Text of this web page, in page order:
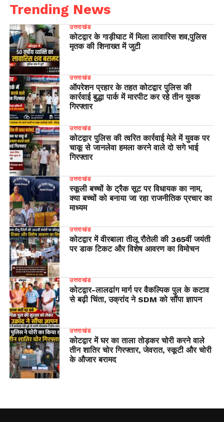
Trending News
उत्तराखंड
कोटद्वार के गाड़ीघाट में मिला लावारिस शव,पुलिस
मृतक की शिनाख्त में जुटी
उत्तराखंड
ऑपरेशन प्रहार के तहत कोटद्वार पुलिस की
कार्रवाई बुद्धा पार्क में मारपीट कर रहे तीन युवक
गिरफ्तार
उत्तराखंड
कोटद्वार पुलिस की त्वरित कार्रवाई मेले में युवक पर
चाकू से जानलेवा हमला करने वाले दो सगे भाई
गिरफ्तार
उत्तराखंड
स्कूली बच्चों के ट्रैक सूट पर विधायक का नाम,
क्या बच्चों को बनाया जा रहा राजनीतिक प्रचार का
माध्यम
उत्तराखंड
कोटद्वार में वीरबाला तीलू रौतेली की 365वीं जयंती
पर डाक टिकट और विशेष आवरण का विमोचन
उत्तराखंड
​कोटद्वार-लालढांग मार्ग पर वैकल्पिक पुल के कटाव
से बढ़ी चिंता, उक्रांद ने SDM को सौंपा ज्ञापन
उत्तराखंड
कोटद्वार में घर का ताला तोड़कर चोरी करने वाले
तीन शातिर चोर गिरफ्तार, जेवरात, स्कूटी और चोरी
के औजार बरामद